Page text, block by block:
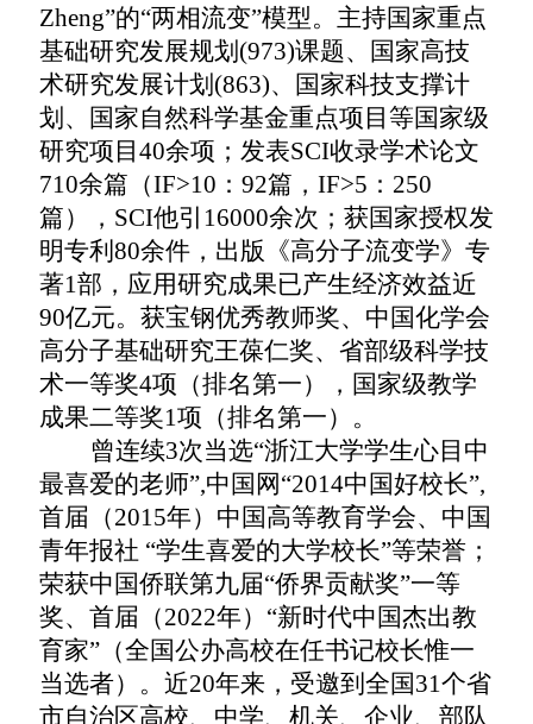
Zheng”的“两相流变”模型。主持国家重点
基础研究发展规划 (973)课题、国家高技
术研究发展计划 (863)、国家科技支撑计
划、国家自然科学基金重点项目等国家级
研究项目40余项；发表SCI收录学术论文
710余篇（IF>10：92篇，IF>5：250
篇）， SCI他引 16000余次；获国家授权发
明专利 80余件，出版《高分子流变学》专
著1部，应用研究成果已产生经济效益近
90亿元。获宝钢优秀教师奖、中国化学会
高分子基础研究王葆仁奖、省部级科学技
术一等奖4项（排名第一），国家级教学
成果二等奖1项（排名第一）。
曾连续3次当选“浙江大学学生心目中
最喜爱的老师”,中国网“2014中国好校长”,
首届（2015年）中国高等教育学会、中国
青年报社 “学生喜爱的大学校长”等荣誉；
荣获中国侨联第九届“侨界贡献奖”一等
奖、首届（2022年）“新时代中国杰出教
育家”（全国公办高校在任书记校长惟一
当选者）。近20年来，受邀到全国31个省
市自治区高校、中学、机关、企业、部队